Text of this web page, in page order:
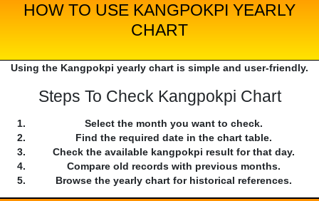
HOW TO USE KANGPOKPI YEARLY
CHART
Using the Kangpokpi yearly chart is simple and user-friendly.
Steps To Check Kangpokpi Chart
Select the month you want to check.
Find the required date in the chart table.
Check the available kangpokpi result for that day.
Compare old records with previous months.
Browse the yearly chart for historical references.